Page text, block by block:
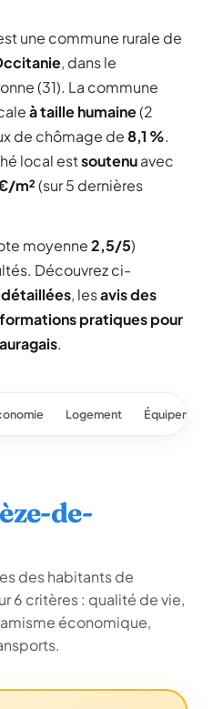
une commune rurale de
, dans le
(31). La commune
à taille humaine(2
de chômage de8,1 %.
local estsoutenuavec
m²(sur 5 dernières
moyenne2,5/5)
Découvrez ci-
, lesavis des
pratiques pour
.
Logement
de-
des habitants de
6 critères : qualité de vie,
économique,